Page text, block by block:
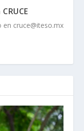
cruce@iteso.mx